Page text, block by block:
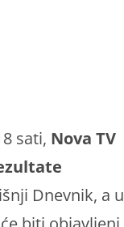
sati, Nova TV
Dnevnik, a u